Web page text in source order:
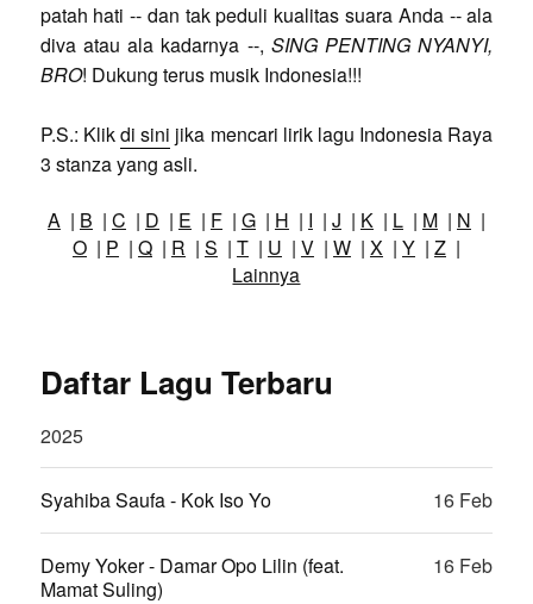
patah hati -- dan tak peduli kualitas suara Anda -- ala
diva atau ala kadarnya --, SING PENTING NYANYI,
BRO! Dukung terus musik Indonesia!!!
P.S.: Klikdi sini jika mencari lirik lagu Indonesia Raya
3 stanza yang asli.
A| B | C | D | E | F| G| H | I | J | K| L| M| N |
O| P | Q| R | S | T| U | V| W| X| Y| Z|
Lainnya
Daftar Lagu Terbaru
2025
Syahiba Saufa - Kok Iso Yo 16 Feb
Demy Yoker - Damar Opo Lilin (feat.
Mamat Suling)
16 Feb